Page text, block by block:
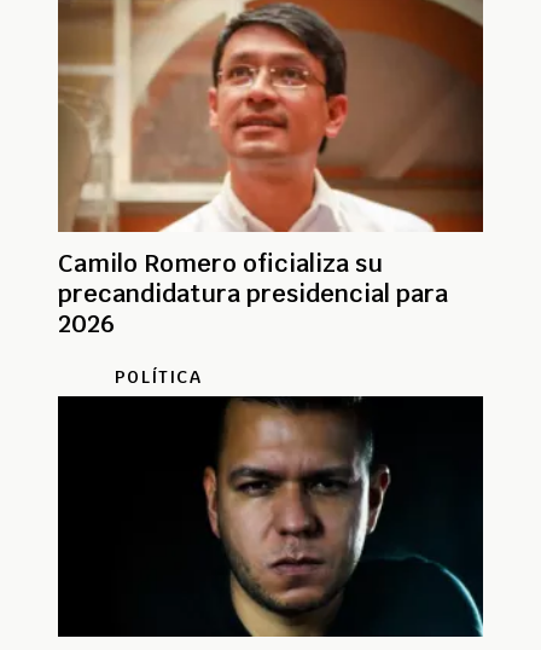
Camilo Romero oficializa su
precandidatura presidencial para
2026
POLÍTICA